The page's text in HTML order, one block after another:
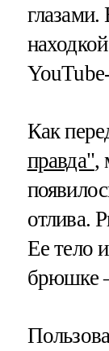
Как
правда",
отлива.
Ее тело
брюшке